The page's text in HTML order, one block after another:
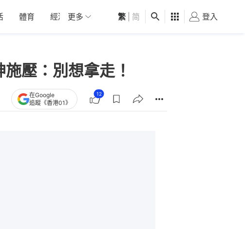
體育 經濟 01深圳 觀點 健康 好食玩飛
更多 繁 简 登入
壓：別想拿走！
在Google
追蹤《香港01》
12